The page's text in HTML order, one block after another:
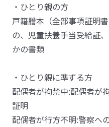
・ひとり親の方
戸籍謄本（全部事項証明
の、児童扶養手当受給証
かの書類
・ひとり親に準ずる方
配偶者が拘禁中:配偶者が
証明
配偶者が行方不明:警察へ